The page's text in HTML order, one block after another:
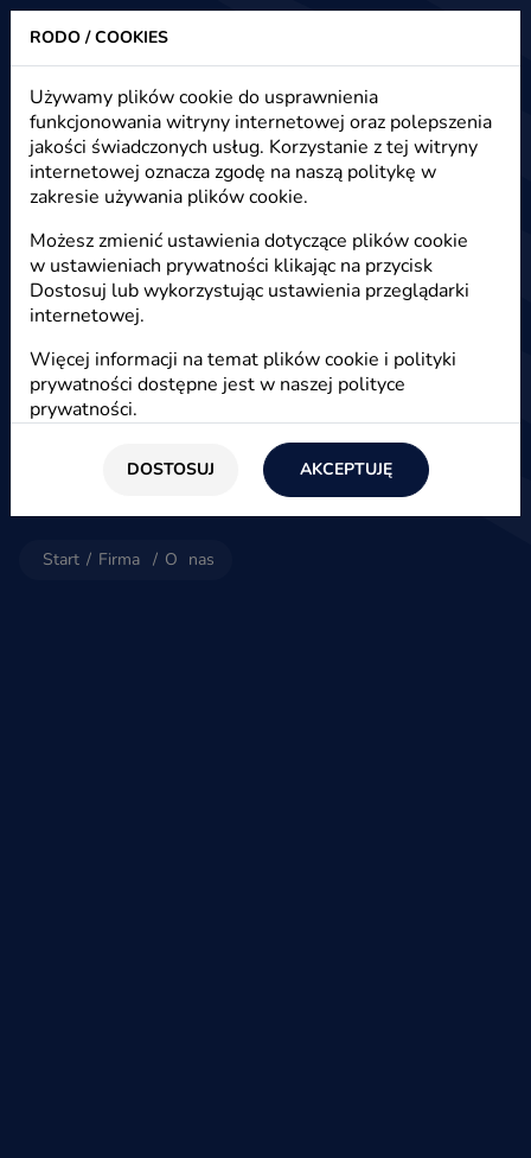
Heuristic - strony www, sklepy internetowe, e-marketing
O nas - software house, agencja
interaktywna
O nas
FAQ
Praca
Start / Firma / O nas
RODO / COOKIES
Używamy plików cookie do usprawnienia
funkcjonowania witryny internetowej oraz polepszenia
jakości świadczonych usług. Korzystanie z tej witryny
internetowej oznacza zgodę na naszą politykę w
zakresie używania plików cookie.
Możesz zmienić ustawienia dotyczące plików cookie
w ustawieniach prywatności klikając na przycisk
Dostosuj lub wykorzystując ustawienia przeglądarki
internetowej.
Więcej informacji na temat plików cookie i polityki
prywatności dostępne jest w naszej polityce
prywatności.
DOSTOSUJ AKCEPTUJĘ